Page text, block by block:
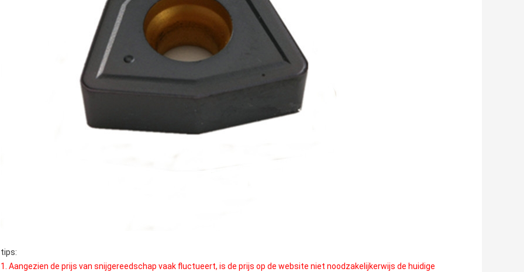
tips:
1. Aangezien de prijs van snijgereedschap vaak fluctueert, is de prijs op de website niet noodzakelijkerwijs de huidige